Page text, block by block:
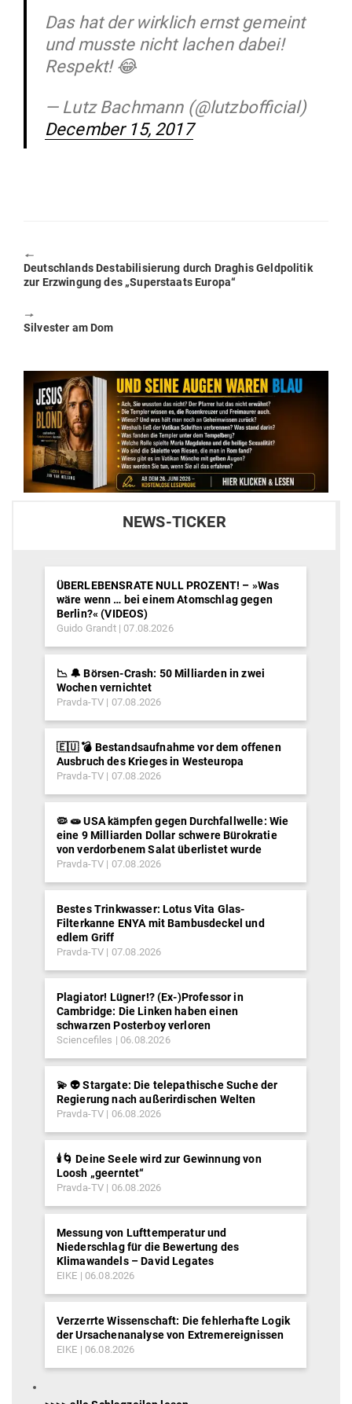
Das hat der wirklich ernst gemeint
und musste nicht lachen dabei!
Respekt! 😂
— Lutz Bachmann (@lutzbofficial)
December 15, 2017
🠔
Previous
post:
Deutsch­lands Desta­bi­li­sierung durch Draghis Geld­po­litik
zur Erzwingung des „Super­staats Europa“
🠖
Next
Sil­vester am Dom
NEWS-TICKER
ÜBERLEBENSRATE NULL PROZENT! – »Was
wäre wenn … bei einem Atomschlag gegen
Berlin?« (VIDEOS)
Guido Grandt 07.08.2026
📉 🔔 Börsen-Crash: 50 Milliarden in zwei
Wochen vernichtet
Pravda-TV 07.08.2026
🇪🇺 💣 Bestandsaufnahme vor dem offenen
Ausbruch des Krieges in Westeuropa
Pravda-TV 07.08.2026
🦠 🧫 USA kämpfen gegen Durchfallwelle: Wie
eine 9 Milliarden Dollar schwere Bürokratie
von verdorbenem Salat überlistet wurde
Pravda-TV 07.08.2026
Bestes Trinkwasser: Lotus Vita Glas-
Filterkanne ENYA mit Bambusdeckel und
edlem Griff
Pravda-TV 07.08.2026
Plagiator! Lügner!? (Ex-)Professor in
Cambridge: Die Linken haben einen
schwarzen Posterboy verloren
Sciencefiles 06.08.2026
💫 👽 Stargate: Die telepathische Suche der
Regierung nach außerirdischen Welten
Pravda-TV 06.08.2026
🕯️🌀 Deine Seele wird zur Gewinnung von
Loosh „geerntet“
Pravda-TV 06.08.2026
Messung von Lufttemperatur und
Niederschlag für die Bewertung des
Klimawandels – David Legates
EIKE 06.08.2026
Verzerrte Wissenschaft: Die fehlerhafte Logik
der Ursachenanalyse von Extremereignissen
EIKE 06.08.2026